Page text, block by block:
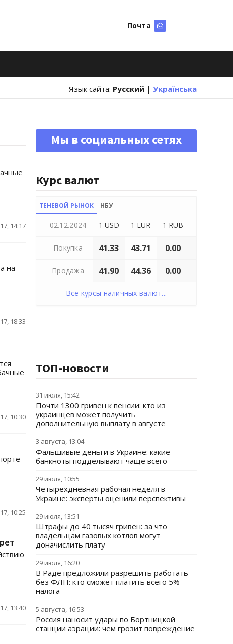
Почта
Язык сайта: Русский | Українська
14:17
на
18:33
10:30
10:25
13:40
Мы в социальных сетях
Курс валют
ТЕНЕВОЙ РЫНОК НБУ
02.12.2024 1 USD 1 EUR 1 RUB
Покупка 41.33 43.71 0.00
Продажа 41.90 44.36 0.00
Все курсы наличных валют...
ТОП-новости
31 июля, 15:42
Почти 1300 гривен к пенсии: кто из
украинцев может получить
дополнительную выплату в августе
3 августа, 13:04
Фальшивые деньги в Украине: какие
банкноты подделывают чаще всего
29 июля, 10:55
Четырехдневная рабочая неделя в
Украине: эксперты оценили перспективы
29 июля, 13:51
Штрафы до 40 тысяч гривен: за что
владельцам газовых котлов могут
доначислить плату
29 июля, 16:20
В Раде предложили разрешить работать
без ФЛП: кто сможет платить всего 5%
налога
5 августа, 16:53
Россия наносит удары по Бортницкой
станции аэрации: чем грозит повреждение